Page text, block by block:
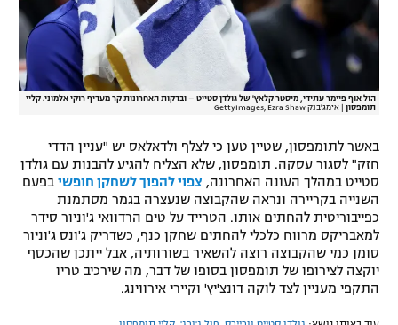
הול אוף פיימר עתידי, מיסטר קלאץ' של גולדן סטייט – ובדקות האחרונות קר מעדיף רוקי אלמוני. קליי
תומפסון
אימג'בנק GettyImages, Ezra Shaw
באשר לתומפסון, שטיין טען כי לצלף ולדאלאס יש "עניין הדדי
חזק" לסגור עסקה. תומפסון, שלא הצליח להגיע להבנות עם גולדן
סטייט במהלך העונה האחרונה, צפוי להפוך לשחקן חופשי בפעם
השנייה בקריירה ונראה שהקבוצה שנעצרה בגמר מסתמנת
כפייבוריטית להחתים אותו. הטרייד על טים הרדוואי ג'וניור סידר
למאבריקס מרווח כלכלי להחתים שחקן כנף, כשדריק ג'ונס ג'וניור
סומן כמי שהקבוצה רוצה להשאיר בשורותיה, אבל ייתכן שהכסף
יוקצה לצירופו של תומפסון בסופו של דבר, מה שירכיב טריו
התקפי מעניין לצד לוקה דונצ'יץ' וקיירי אירווינג.